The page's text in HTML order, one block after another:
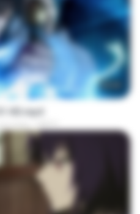
HD.mp4
mois DRTY